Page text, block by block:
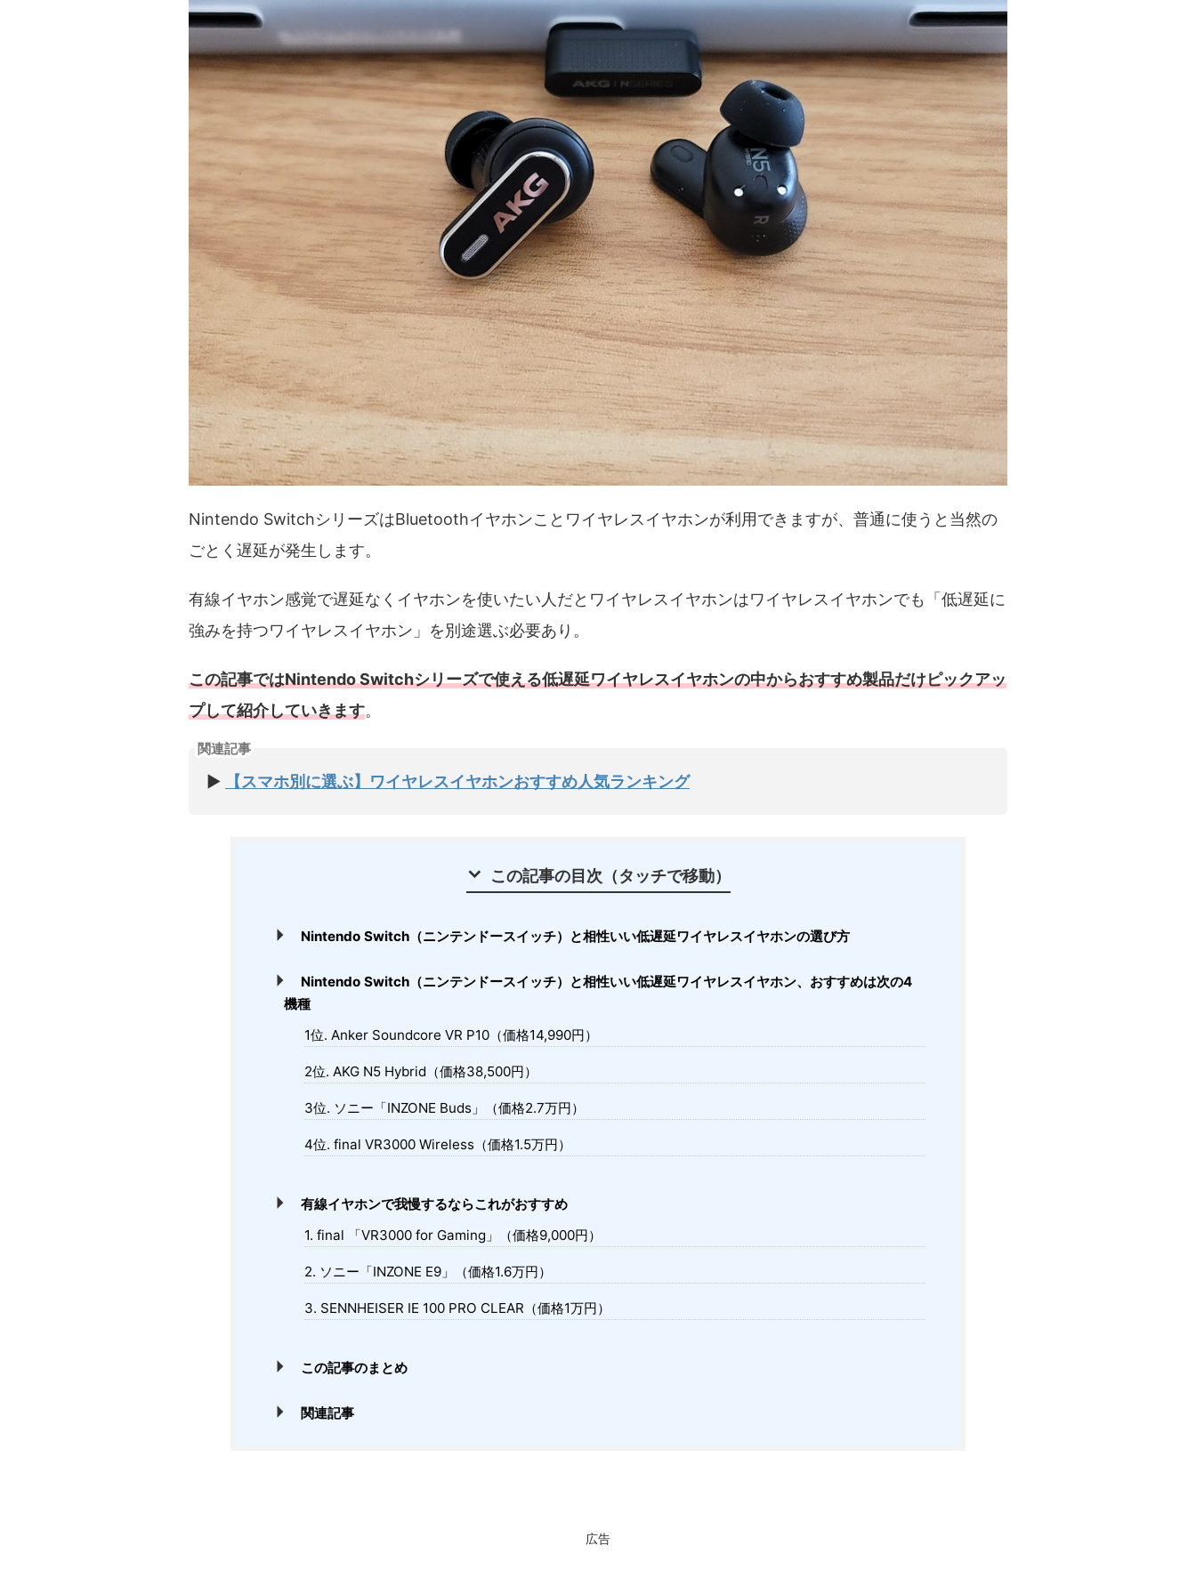
Nintendo SwitchシリーズはBluetoothイヤホンことワイヤレスイヤホンが利用できますが、普通に使うと当然の
ごとく遅延が発生します。
有線イヤホン感覚で遅延なくイヤホンを使いたい人だとワイヤレスイヤホンはワイヤレスイヤホンでも「低遅延に
強みを持つワイヤレスイヤホン」を別途選ぶ必要あり。
この記事ではNintendo Switchシリーズで使える低遅延ワイヤレスイヤホンの中からおすすめ製品だけピックアッ
プして紹介していきます。
関連記事
▶ 【スマホ別に選ぶ】ワイヤレスイヤホンおすすめ人気ランキング
この記事の目次（タッチで移動）
Nintendo Switch（ニンテンドースイッチ）と相性いい低遅延ワイヤレスイヤホンの選び方
Nintendo Switch（ニンテンドースイッチ）と相性いい低遅延ワイヤレスイヤホン、おすすめは次の4
機種
1位. Anker Soundcore VR P10（価格14,990円）
2位. AKG N5 Hybrid（価格38,500円）
3位. ソニー「INZONE Buds」（価格2.7万円）
4位. final VR3000 Wireless（価格1.5万円）
有線イヤホンで我慢するならこれがおすすめ
1. final 「VR3000 for Gaming」（価格9,000円）
2. ソニー「INZONE E9」（価格1.6万円）
3. SENNHEISER IE 100 PRO CLEAR（価格1万円）
この記事のまとめ
関連記事
広告